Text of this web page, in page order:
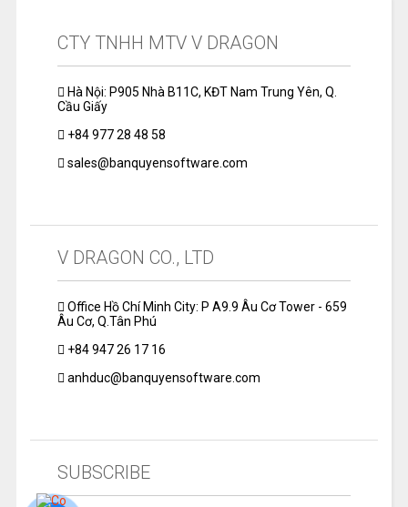
CTY TNHH MTV V DRAGON
Hà Nội: P905 Nhà B11C, KĐT Nam Trung Yên, Q.
Cầu Giấy
+84 977 28 48 58
sales@banquyensoftware.com
V DRAGON CO., LTD
Office Hồ Chí Minh City: P A9.9 Âu Cơ Tower - 659
Âu Cơ, Q.Tân Phú
+84 947 26 17 16
anhduc@banquyensoftware.com
SUBSCRIBE